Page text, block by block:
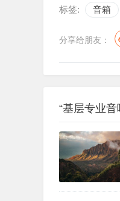
标签: 音箱
分享给朋友：
“基层专业